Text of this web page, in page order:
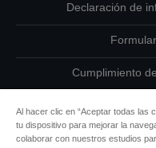
Declaración de
Cumplimiento
Ponte en contacto con
Al hacer clic en “Aceptar todas las
tu dispositivo para mejorar la
colaborar con nuestros estudios